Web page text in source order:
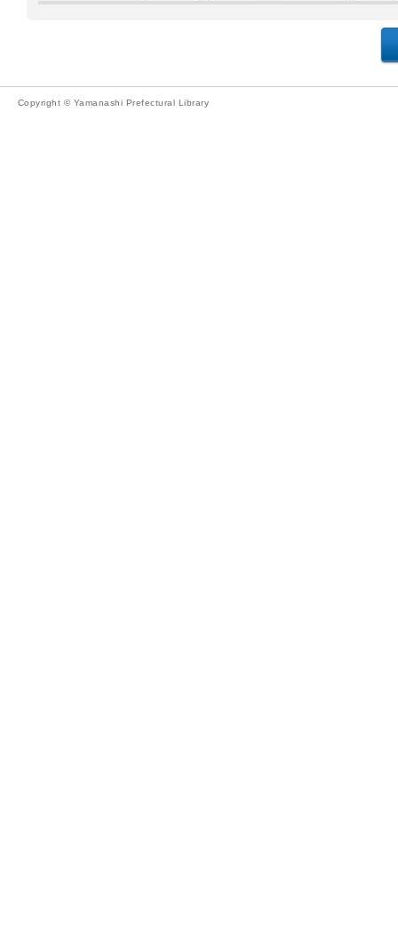
Copyright © Yamanashi Prefectural Library